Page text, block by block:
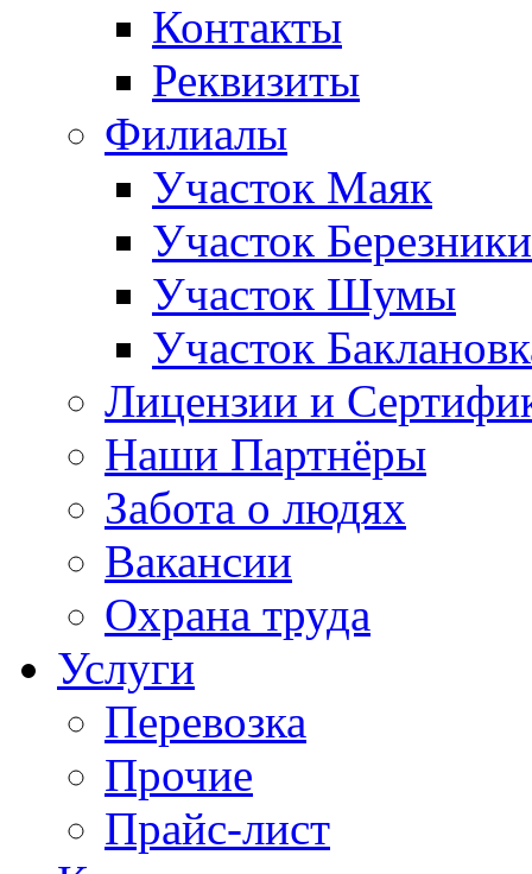
Контакты
Реквизиты
Филиалы
Участок Маяк
Участок Березники
Участок Шумы
Участок
Лицензии и
Наши Партнёры
Забота о людях
Вакансии
Охрана труда
Услуги
Перевозка
Прочие
Прайс-лист